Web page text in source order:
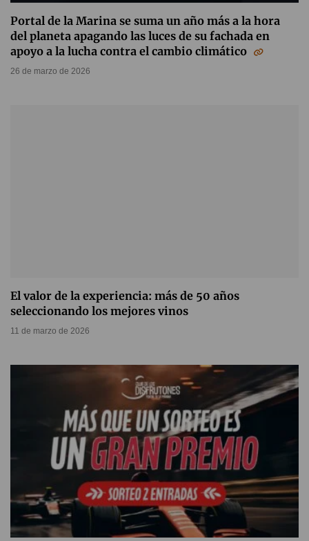
Portal de la Marina se suma un año más a la hora
del planeta apagando las luces de su fachada en
apoyo a la lucha contra el cambio climático
26 de marzo de 2026
El valor de la experiencia: más de 50 años
seleccionando los mejores vinos
11 de marzo de 2026